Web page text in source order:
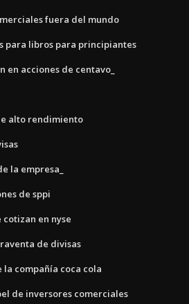
fuera del mundo
para libros para principiantes
en acciones de centavo_
alto rendimiento
la empresa_
de sppi
en nyse
de divisas
la compañía coca cola
de inversores comerciales